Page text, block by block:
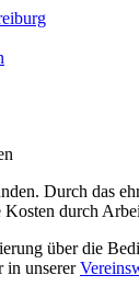
Durch das
durch
über die
in unserer